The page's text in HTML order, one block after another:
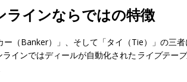
ラインならではの特徴
（Banker）」、そして「タイ（Tie）」の三
インではディールが自動化された ライブテー